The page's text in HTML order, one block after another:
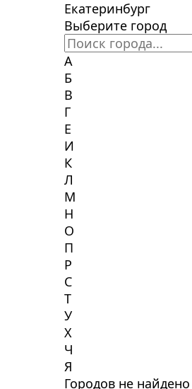
Екатеринбург
Выберите город
А
Б
В
Г
Е
И
К
Л
М
Н
О
П
Р
С
Т
У
Х
Ч
Я
Городов не найдено